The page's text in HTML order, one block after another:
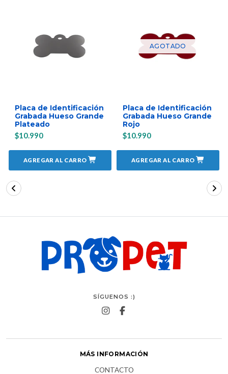
Placa de Identificación
Grabada Hueso Grande
Plateado
$10.990
AGREGAR AL CARRO
AGOTADO
Placa de Identificación
Grabada Hueso Grande
Rojo
$10.990
AGREGAR AL CARRO
SÍGUENOS :)
MÁS INFORMACIÓN
CONTACTO